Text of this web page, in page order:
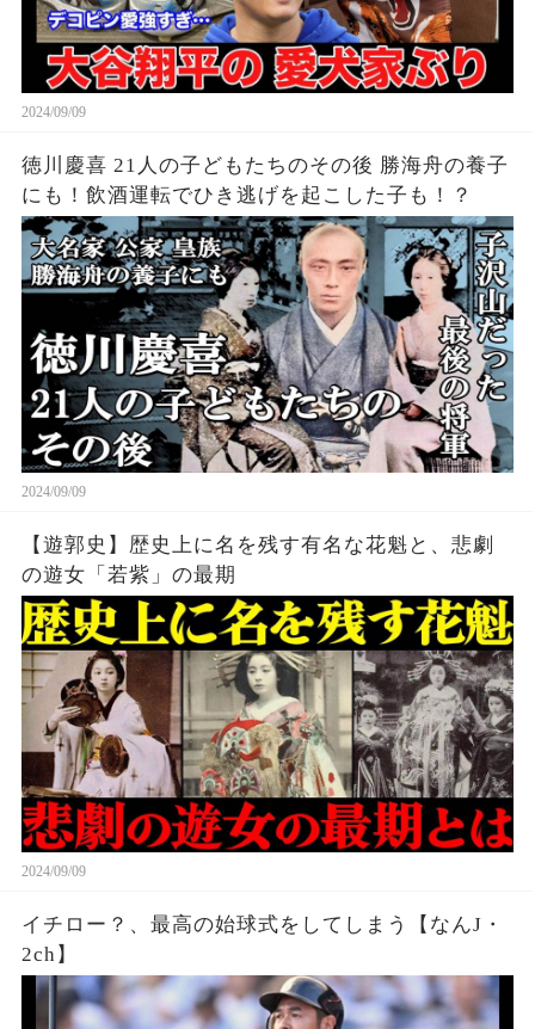
2024/09/09
徳川慶喜 21人の子どもたちのその後 勝海舟の養子
にも！飲酒運転でひき逃げを起こした子も！？
2024/09/09
【遊郭史】歴史上に名を残す有名な花魁と、悲劇
の遊女「若紫」の最期
2024/09/09
イチロー？、最高の始球式をしてしまう【なんJ・
2ch】